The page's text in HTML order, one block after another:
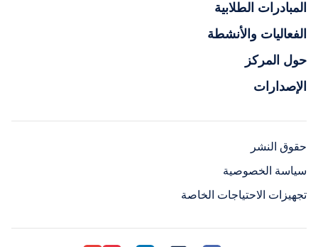
المبادرات الطلابية
الفعاليات والأنشطة
حول المركز
الإصدارات
حقوق النشر
سياسة الخصوصية
تجهيزات الاحتياجات الخاصة